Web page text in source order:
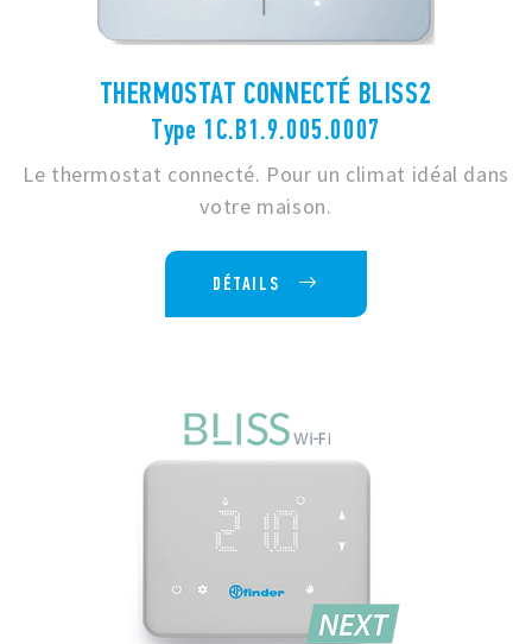
THERMOSTAT CONNECTÉ BLISS2
Type 1C.B1.9.005.0007
Le thermostat connecté. Pour un climat idéal dans
votre maison.
DÉTAILS